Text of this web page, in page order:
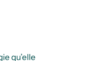
qu’elle